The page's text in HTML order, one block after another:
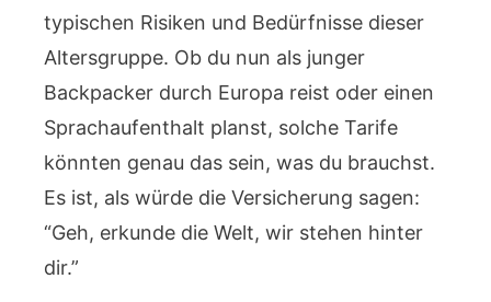
typischen Risiken und Bedürfnisse dieser
Altersgruppe. Ob du nun als junger
Backpacker durch Europa reist oder einen
Sprachaufenthalt planst, solche Tarife
könnten genau das sein, was du brauchst.
Es ist, als würde die Versicherung sagen:
“Geh, erkunde die Welt, wir stehen hinter
dir.”